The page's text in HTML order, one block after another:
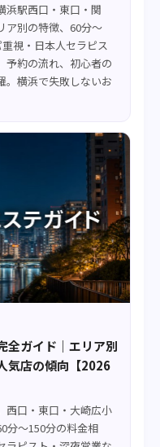
浜駅西口・東口・関
ア別の特徴、60分〜
視・日本人セラピス
予約の流れ、初心者の
。横浜で失敗しないお
全ガイド｜エリア別
気店の傾向【2026
西口・東口・大崎広小
分〜150分の料金相